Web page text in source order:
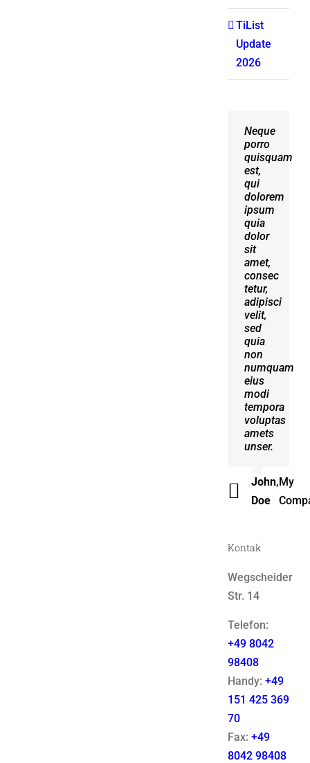
TiList
Update
2026
Neque
porro
quisquam
est,
qui
dolorem
ipsum
quia
dolor
sit
amet,
consec
tetur,
adipisci
velit,
sed
quia
non
numquam
eius
modi
tempora
voluptas
amets
unser.
John
Doe
, My
Aliquam
erat
volutpat.
Quisque
at est
id
ligula
facilisis
laoreet
eget
pulvinar
nibh.
Suspendisse
at
ultrices
dui.
Curabitur
ac
felis
arcu
sadips
ipsums
fugiats
nemis.
Beck
Kontak
Wegscheider
Str. 14
Telefon:
+49 8042
98408
Handy: +49
151 425 369
70
Fax: +49
8042 98408